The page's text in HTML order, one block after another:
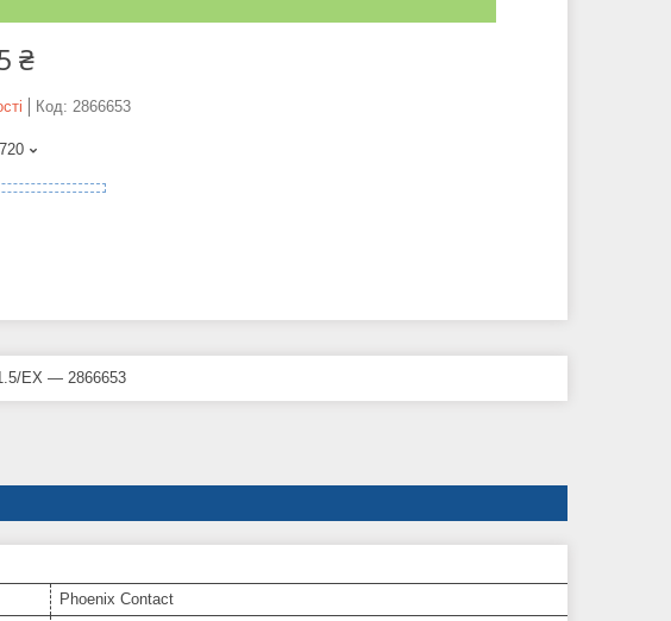
₴
Код: 2866653
EX — 2866653
Phoenix Contact